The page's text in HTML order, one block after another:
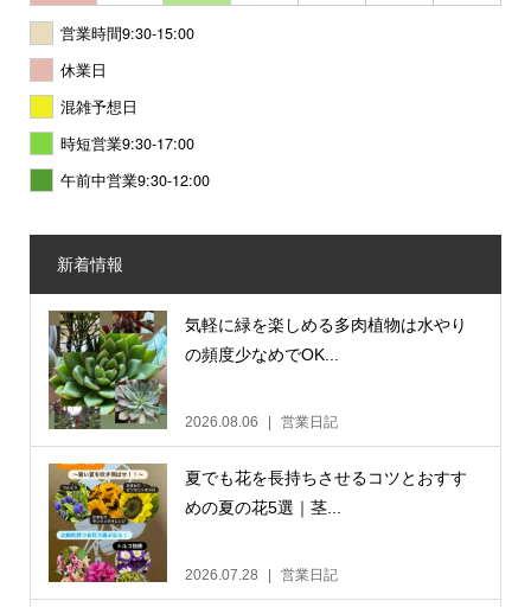
営業時間9:30-15:00
休業日
混雑予想日
時短営業9:30-17:00
午前中営業9:30-12:00
新着情報
気軽に緑を楽しめる多肉植物は水やり
の頻度少なめでOK...
2026.08.06 営業日記
夏でも花を長持ちさせるコツとおすす
めの夏の花5選｜茎...
2026.07.28 営業日記